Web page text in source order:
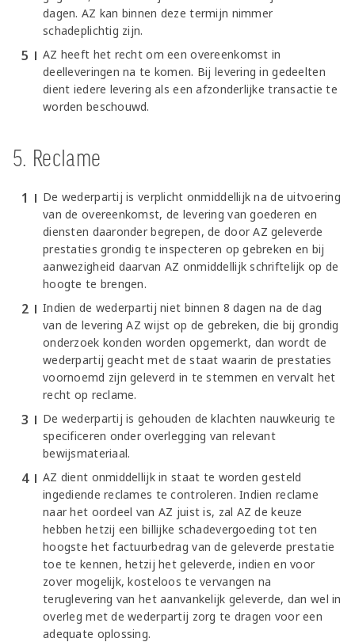
dagen. AZ kan binnen deze termijn nimmer
schadeplichtig zijn.
AZ heeft het recht om een overeenkomst in
deelleveringen na te komen. Bij levering in gedeelten
dient iedere levering als een afzonderlijke transactie te
worden beschouwd.
5. Reclame
De wederpartij is verplicht onmiddellijk na de uitvoering
van de overeenkomst, de levering van goederen en
diensten daaronder begrepen, de door AZ geleverde
prestaties grondig te inspecteren op gebreken en bij
aanwezigheid daarvan AZ onmiddellijk schriftelijk op de
hoogte te brengen.
Indien de wederpartij niet binnen 8 dagen na de dag
van de levering AZ wijst op de gebreken, die bij grondig
onderzoek konden worden opgemerkt, dan wordt de
wederpartij geacht met de staat waarin de prestaties
voornoemd zijn geleverd in te stemmen en vervalt het
recht op reclame.
De wederpartij is gehouden de klachten nauwkeurig te
specificeren onder overlegging van relevant
bewijsmateriaal.
AZ dient onmiddellijk in staat te worden gesteld
ingediende reclames te controleren. Indien reclame
naar het oordeel van AZ juist is, zal AZ de keuze
hebben hetzij een billijke schadevergoeding tot ten
hoogste het factuurbedrag van de geleverde prestatie
toe te kennen, hetzij het geleverde, indien en voor
zover mogelijk, kosteloos te vervangen na
teruglevering van het aanvankelijk geleverde, dan wel in
overleg met de wederpartij zorg te dragen voor een
adequate oplossing.